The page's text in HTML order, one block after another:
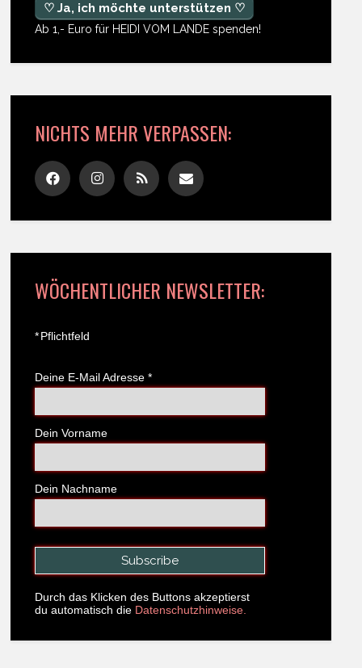
♡ Ja, ich möchte unterstützen ♡
Ab 1,- Euro für HEIDI VOM LANDE spenden!
NICHTS MEHR VERPASSEN:
WÖCHENTLICHER NEWSLETTER:
*Pflichtfeld
Deine E-Mail Adresse *
Dein Vorname
Dein Nachname
Durch das Klicken des Buttons akzeptierst
du automatisch die Datenschutzhinweise.